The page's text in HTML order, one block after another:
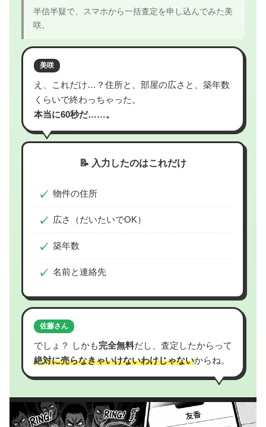
半信半疑で、スマホから一括査定を申し込んでみた美
咲。
美咲
え、これだけ…？住所と、部屋の広さと、築年数
くらいで終わっちゃった。
本当に60秒だ……。
📝 入力したのはこれだけ
物件の住所
広さ（だいたいでOK）
築年数
名前と連絡先
佐藤さん
でしょ？ しかも完全無料だし、査定したからって
絶対に売らなきゃいけないわけじゃないからね。
第6話｜電話攻撃が怖い…？